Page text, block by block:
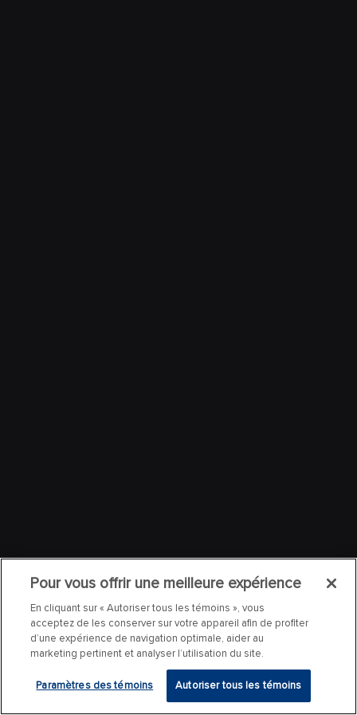
Pour vous offrir une meilleure expérience
En cliquant sur « Autoriser tous les témoins », vous
acceptez de les conserver sur votre appareil afin de profiter
d’une expérience de navigation optimale, aider au
marketing pertinent et analyser l’utilisation du site.
Paramètres des témoins Autoriser tous les témoins